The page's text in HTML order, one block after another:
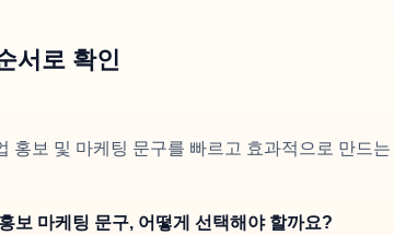
서로 확인
홍보 및 마케팅 문구를 빠르고 효과적으로 만드
보 마케팅 문구, 어떻게 선택해야 할까요?